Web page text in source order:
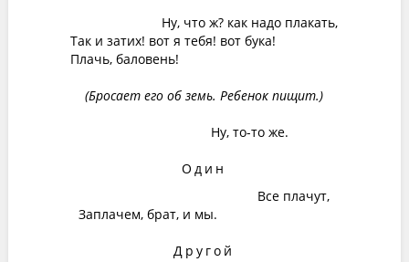
Ну, что ж? как надо плакать,
Так и затих! вот я тебя! вот бука!
Плачь, баловень!
(Бросает его об земь. Ребенок пищит.)
Ну, то-то же.
Один
Все плачут,
Заплачем, брат, и мы.
Другой